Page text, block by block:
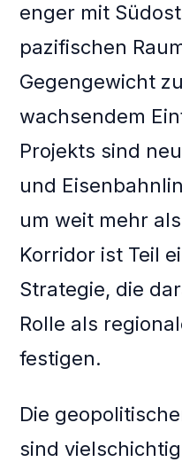
enger mit
pazifischen
Gegengewicht
wachsendem
Projekts sind
und
um weit mehr
Korridor ist Teil
Strategie, die
Rolle als
festigen.
Die
sind